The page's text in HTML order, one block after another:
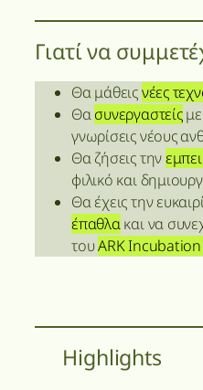
Γιατί να
Θα μάθειςνέες
Θασυνεργαστείςμε
γνωρίσεις νέους
Θα ζήσεις την
φιλικό και
Θα έχεις την
έπαθλακαι να
τουARK
Highlights